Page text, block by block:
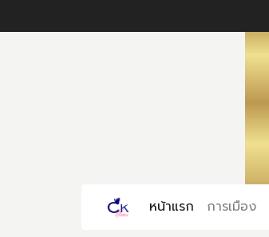
หน้าแรก (current)
การเมือง